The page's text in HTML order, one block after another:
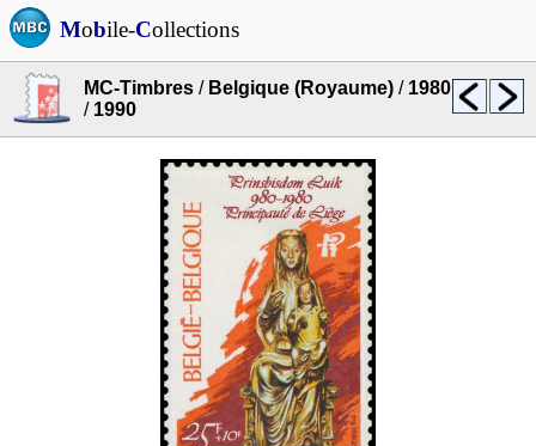
Mobile-Collections
MC-Timbres / Belgique (Royaume) / 1980
/ 1990